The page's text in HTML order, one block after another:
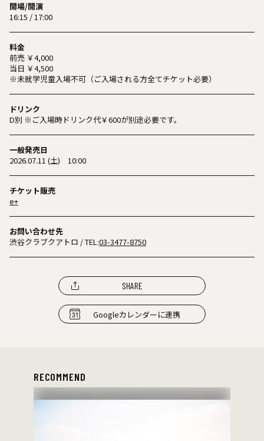
開場/開演
16:15 / 17:00
料金
前売 ￥4,000
当日 ￥4,500
※未就学児童入場不可（ご入場される方全てチケット必要）
ドリンク
D別 ※ご入場時ドリンク代￥600が別途必要です。
一般発売日
2026.07.11 (土) 10:00
チケット販売
e+
お問い合わせ先
渋谷クラブクアトロ / TEL:03-3477-8750
SHARE
Googleカレンダーに連携
RECOMMEND